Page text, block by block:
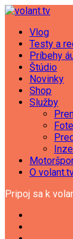
Vlog
Testy a
Príbehy
Štúdio
Novinky
Shop
Služby
O
Pripoj sa k